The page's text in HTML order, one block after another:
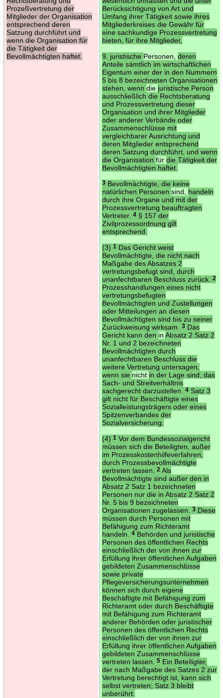
Prozeßvertretung der
Mitglieder der Organisation
entsprechend deren
Satzung durchführt und
wenn die Organisation für
die Tätigkeit der
Bevollmächtigten haftet.
Berücksichtigung von Art und
Umfang ihrer Tätigkeit sowie ihres
Mitgliederkreises die Gewähr für
eine sachkundige Prozessvertretung
bieten, für ihre Mitglieder,
9. juristische Personen, deren
Anteile sämtlich im wirtschaftlichen
Eigentum einer der in den Nummern
5 bis 8 bezeichneten Organisationen
stehen, wenn die juristische Person
ausschließlich die Rechtsberatung
und Prozessvertretung dieser
Organisation und ihrer Mitglieder
oder anderer Verbände oder
Zusammenschlüsse mit
vergleichbarer Ausrichtung und
deren Mitglieder entsprechend
deren Satzung durchführt, und wenn
die Organisation für die Tätigkeit der
Bevollmächtigten haftet.
3Bevollmächtigte, die keine
natürlichen Personen sind, handeln
durch ihre Organe und mit der
Prozessvertretung beauftragten
Vertreter. 4§ 157 der
Zivilprozessordnung gilt
entsprechend.
(3) 1Das Gericht weist
Bevollmächtigte, die nicht nach
Maßgabe des Absatzes 2
vertretungsbefugt sind, durch
unanfechtbaren Beschluss zurück.
2
Prozesshandlungen eines nicht
vertretungsbefugten
Bevollmächtigten und Zustellungen
oder Mitteilungen an diesen
Bevollmächtigten sind bis zu seiner
Zurückweisung wirksam.
3Das
Gericht kann den in Absatz 2 Satz 2
Nr. 1 und 2 bezeichneten
Bevollmächtigten durch
unanfechtbaren Beschluss die
weitere Vertretung untersagen,
wenn sie nicht in der Lage sind, das
Sach- und Streitverhältnis
sachgerecht darzustellen.
4Satz 3
gilt nicht für Beschäftigte eines
Sozialleistungsträgers oder eines
Spitzenverbandes der
Sozialversicherung.
(4) 1Vor dem Bundessozialgericht
müssen sich die Beteiligten, außer
im Prozesskostenhilfeverfahren,
durch Prozessbevollmächtigte
vertreten lassen.
2Als
Bevollmächtigte sind außer den in
Absatz 2 Satz 1 bezeichneten
Personen nur die in Absatz 2 Satz 2
Nr. 5 bis 9 bezeichneten
Organisationen zugelassen.
3Diese
müssen durch Personen mit
Befähigung zum Richteramt
handeln.
4Behörden und juristische
Personen des öffentlichen Rechts
einschließlich der von ihnen zur
Erfüllung ihrer öffentlichen Aufgaben
gebildeten Zusammenschlüsse
sowie private
Pflegeversicherungsunternehmen
können sich durch eigene
Beschäftigte mit Befähigung zum
Richteramt oder durch Beschäftigte
mit Befähigung zum Richteramt
anderer Behörden oder juristischer
Personen des öffentlichen Rechts
einschließlich der von ihnen zur
Erfüllung ihrer öffentlichen Aufgaben
gebildeten Zusammenschlüsse
vertreten lassen.
5Ein Beteiligter,
der nach Maßgabe des Satzes 2 zur
Vertretung berechtigt ist, kann sich
selbst vertreten; Satz 3 bleibt
unberührt.